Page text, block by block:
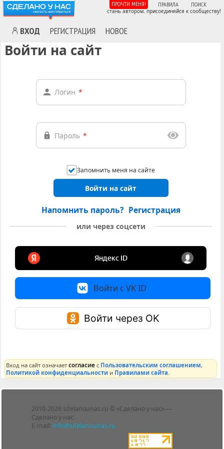
ВХОД РЕГИСТРАЦИЯ НОВОЕ
ПРОЧТИ МЕНЯ! ПРАВИЛА ПОИСК
стань автором. присоединяйся к сообществу!
Войти на сайт
Логин *
Пароль *
Запомнить меня на сайте
Войти на сайт
Напомнить пароль? Регистрация
или через соцсети
Войти с VK ID
Войти через OK
Вход на сайт означаетсогласие с Пользовательским соглашением,
Политикой конфиденциальности и Правилами сайта
2010-2026 sdelanounas.ru © «Сделано у нас» —
Сделано у нас
E-mail: info@sdelanounas.ru
Блоги
Люди
Политика